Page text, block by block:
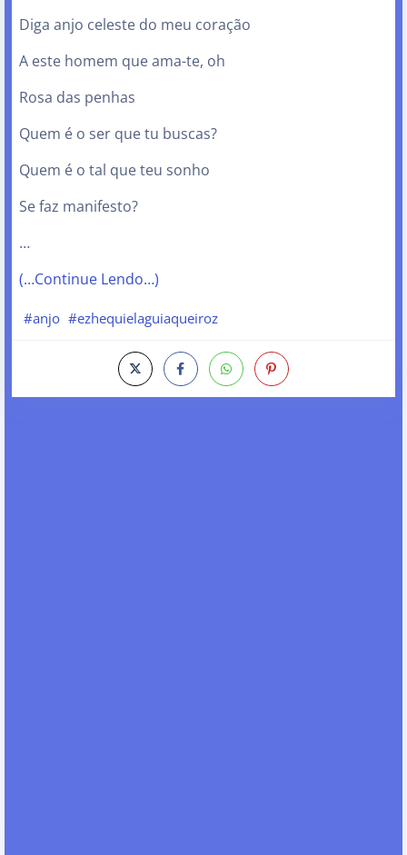
Diga anjo celeste do meu coração
A este homem que ama-te, oh
Rosa das penhas
Quem é o ser que tu buscas?
Quem é o tal que teu sonho
Se faz manifesto?
…
(…Continue Lendo…)
#anjo #ezhequielaguiaqueiroz